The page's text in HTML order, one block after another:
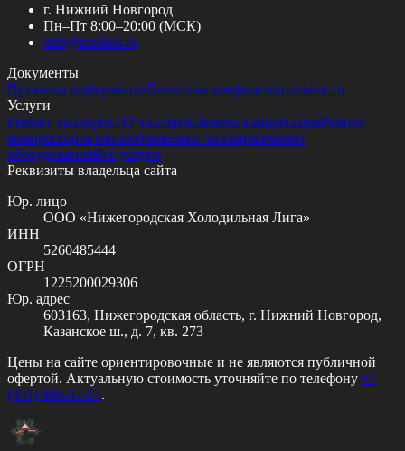
г. Нижний Новгород
Пн–Пт 8:00–20:00 (МСК)
info@nizhhol.ru
Документы
Правовая информацияПолитика конфиденциальности
Услуги
Ремонт чиллеровТО чиллеровЗамена компрессораРемонт
компрессоровТеплообменники чиллеровРемонт
оборудованияВсе услуги
Реквизиты владельца сайта
Юр. лицо
ООО «Нижегородская Холодильная Лига»
ИНН
5260485444
ОГРН
1225200029306
Юр. адрес
603163, Нижегородская область, г. Нижний Новгород,
Казанское ш., д. 7, кв. 273
Цены на сайте ориентировочные и не являются публичной
офертой. Актуальную стоимость уточняйте по телефону +7
(951) 908-42-13.